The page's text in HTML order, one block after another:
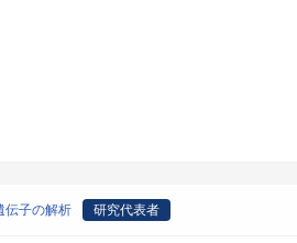
伝子の解析 研究代表者